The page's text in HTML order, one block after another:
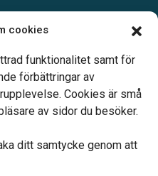
cookies
funktionalitet samt för
förbättringar av
Cookies är små
av sidor du besöker.
ditt samtycke genom att